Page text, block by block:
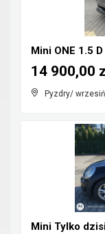
Pyzdry/
14 900,00
Mini Tylko